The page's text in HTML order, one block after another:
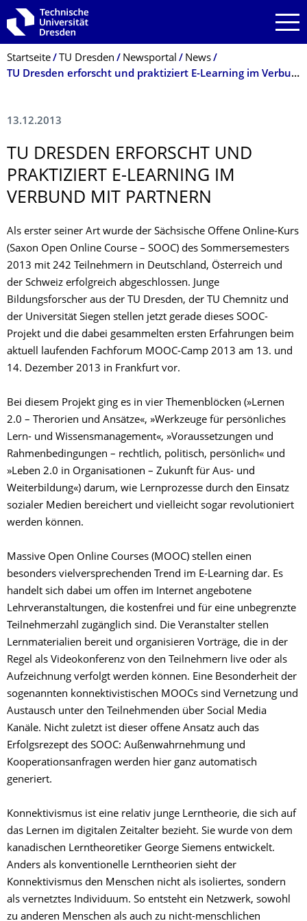
Zur Hauptnavigation springen
Zur Suche springen
Zum Inhalt springen
Breadcrumb-Menü
Startseite TU Dresden Newsportal
News
TU Dresden erforscht und praktiziert E-Learning im Verbund mit Partnern
13.12.2013
TU DRESDEN ERFORSCHT UND
PRAKTIZIERT E-LEARNING IM
VERBUND MIT PARTNERN
Als erster seiner Art wurde der Sächsische Offene Online-Kurs
(Saxon Open Online Course – SOOC) des Sommersemesters
2013 mit 242 Teilnehmern in Deutschland, Österreich und
der Schweiz erfolgreich abgeschlossen. Junge
Bildungsforscher aus der TU Dresden, der TU Chemnitz und
der Universität Siegen stellen jetzt gerade dieses SOOC-
Projekt und die dabei gesammelten ersten Erfahrungen beim
aktuell laufenden Fachforum MOOC-Camp 2013 am 13. und
14. Dezember 2013 in Frankfurt vor.
Bei diesem Projekt ging es in vier Themenblöcken (»Lernen
2.0 – Therorien und Ansätze«, »Werkzeuge für persönliches
Lern- und Wissensmanagement«, »Voraussetzungen und
Rahmenbedingungen – rechtlich, politisch, persönlich« und
»Leben 2.0 in Organisationen – Zukunft für Aus- und
Weiterbildung«) darum, wie Lernprozesse durch den Einsatz
sozialer Medien bereichert und vielleicht sogar revolutioniert
werden können.
Massive Open Online Courses (MOOC) stellen einen
besonders vielversprechenden Trend im E-Learning dar. Es
handelt sich dabei um offen im Internet angebotene
Lehrveranstaltungen, die kostenfrei und für eine unbegrenzte
Teilnehmerzahl zugänglich sind. Die Veranstalter stellen
Lernmaterialien bereit und organisieren Vorträge, die in der
Regel als Videokonferenz von den Teilnehmern live oder als
Aufzeichnung verfolgt werden können. Eine Besonderheit der
sogenannten konnektivistischen MOOCs sind Vernetzung und
Austausch unter den Teilnehmenden über Social Media
Kanäle. Nicht zuletzt ist dieser offene Ansatz auch das
Erfolgsrezept des SOOC: Außenwahrnehmung und
Kooperationsanfragen werden hier ganz automatisch
generiert.
Konnektivismus ist eine relativ junge Lerntheorie, die sich auf
das Lernen im digitalen Zeitalter bezieht. Sie wurde von dem
kanadischen Lerntheoretiker George Siemens entwickelt.
Anders als konventionelle Lerntheorien sieht der
Konnektivismus den Menschen nicht als isoliertes, sondern
als vernetztes Individuum. So entsteht ein Netzwerk, sowohl
zu anderen Menschen als auch zu nicht-menschlichen